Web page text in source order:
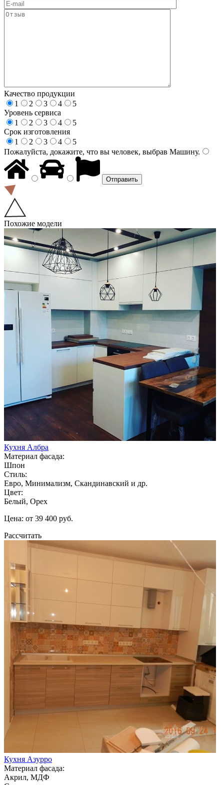
Качество продукции
1
2 3 4
5
Уровень сервиса
1
2 3 4
5
Срок изготовления
1
2 3 4
5
Пожалуйста, докажите, что вы человек, выбрав Машину.
Похожие модели
Кухня Албра
Материал фасада:
Шпон
Стиль:
Евро, Минимализм, Скандинавский и др.
Цвет:
Белый, Орех
Цена: от 39 400 руб.
Рассчитать
Кухня Азурро
Материал фасада:
Акрил, МДФ